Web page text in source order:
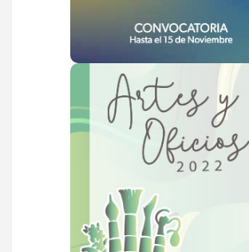
Artes y Oficios 2022
Inscripciones hasta el 12 de
febrero